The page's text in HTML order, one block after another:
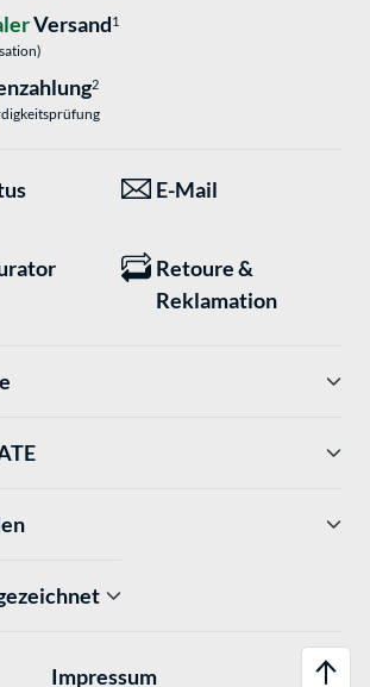
Versand1
2
E-Mail
Retoure &
Reklamation
Impressum